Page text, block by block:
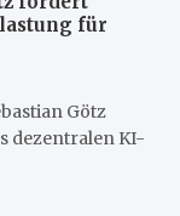
für
Götz
dezentralen KI-